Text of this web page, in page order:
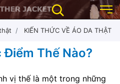
KIẾN THỨC VỀ ÁO DA THẬT
Điểm Thế Nào?
vị thế là một trong những